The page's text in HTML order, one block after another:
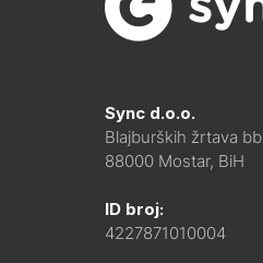
Sync d.o.o.
Blajburških žrtava bb
88000 Mostar, BiH
ID broj:
4227871010004